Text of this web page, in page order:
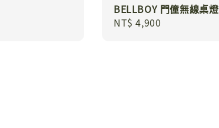
BELLBOY 門僮無線桌燈
Regular
NT$ 4,900